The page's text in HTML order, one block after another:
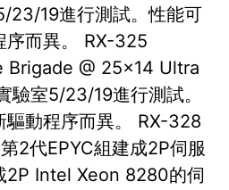
23/19進行測試。性能可
序而異。 RX-325
Brigade @ 25x14 Ultra
驗室5/23/19進行測試。
驅動程序而異。 RX-328
2代EPYC組建成2P伺服
2P Intel Xeon 8280的伺